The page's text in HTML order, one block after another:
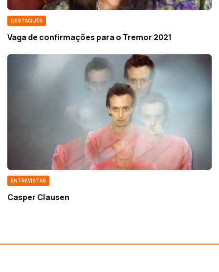
DESTAQUES
Vaga de confirmações para o Tremor 2021
ENTREVISTAS
Casper Clausen